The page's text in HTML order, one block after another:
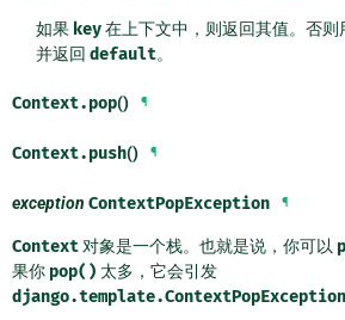
如果 key在上下文中，则返回其值。否则
并返回 default。
Context.pop() ¶
Context.push() ¶
exception ContextPopException ¶
Context 对象是一个栈。也就是说，你可以
果你 pop() 太多，它会引发
django.template.ContextPopException